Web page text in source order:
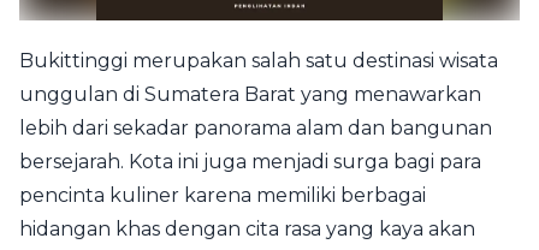
Bukittinggi merupakan salah satu destinasi wisata
unggulan di Sumatera Barat yang menawarkan
lebih dari sekadar panorama alam dan bangunan
bersejarah. Kota ini juga menjadi surga bagi para
pencinta kuliner karena memiliki berbagai
hidangan khas dengan cita rasa yang kaya akan